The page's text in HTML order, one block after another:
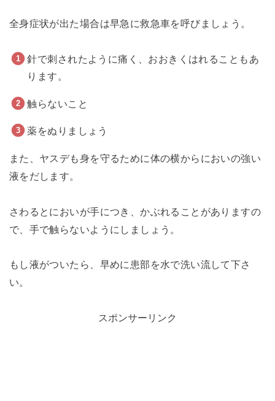
全身症状が出た場合は早急に救急車を呼びましょう。
針で刺されたように痛く、おおきくはれることもあ
ります。
触らないこと
薬をぬりましょう
また、ヤスデも身を守るために体の横からにおいの強い
液をだします。
さわるとにおいが手につき、かぶれることがありますの
で、手で触らないようにしましょう。
もし液がついたら、早めに患部を水で洗い流して下さ
い。
スポンサーリンク